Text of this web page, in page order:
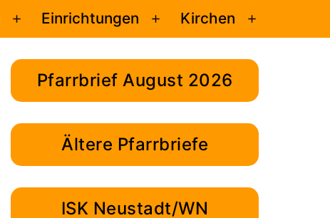
Menü
Einrichtungen
Menü
Kirchen
Menü
Pfarrbrief August 2026
Ältere Pfarrbriefe
ISK Neustadt/WN